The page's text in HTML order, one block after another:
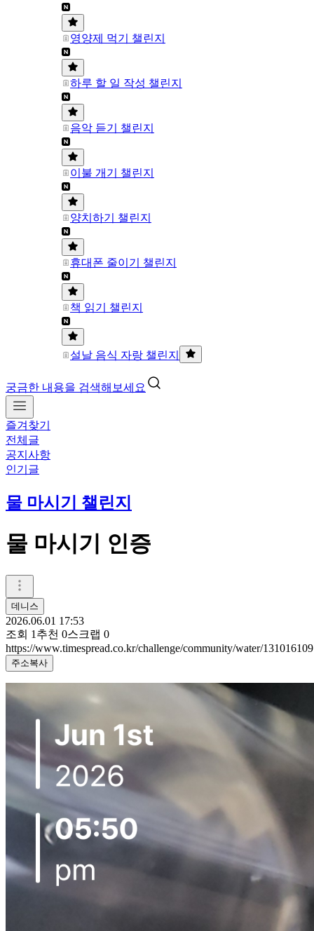
영양제 먹기 챌린지
하루 할 일 작성 챌린지
음악 듣기 챌린지
이불 개기 챌린지
양치하기 챌린지
휴대폰 줄이기 챌린지
책 읽기 챌린지
설날 음식 자랑 챌린지
궁금한 내용을 검색해보세요
즐겨찾기
전체글
공지사항
인기글
물 마시기 챌린지
물 마시기 인증
데니스
2026.06.01 17:53
조회 1 추천 0스크랩 0
https://www.timespread.co.kr/challenge/community/water/131016109
주소복사